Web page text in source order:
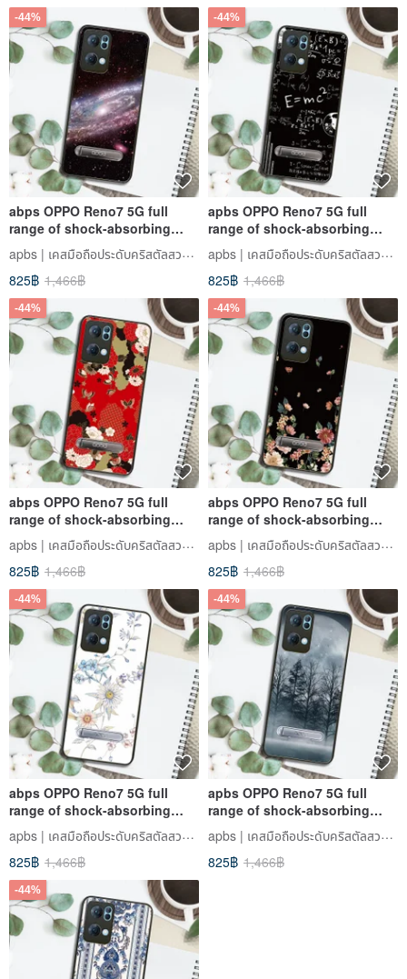
-44%
abps OPPO Reno7 5G full
range of shock-absorbing
stand phone case-Galaxy
apbs | เคสมือถือประดับคริสตัลสวารอฟสกี้
825฿ 1,466฿
-44%
apbs OPPO Reno7 5G full
range of shock-absorbing
vertical mobile phone case -
quality is immortal
apbs | เคสมือถือประดับคริสตัลสวารอฟสกี้
825฿ 1,466฿
-44%
abps OPPO Reno7 5G full
range of shock-absorbing
stand phone case - Ukiyo-e
Peony and Butterfly
apbs | เคสมือถือประดับคริสตัลสวารอฟสกี้
825฿ 1,466฿
-44%
abps OPPO Reno7 5G full
range of shock-absorbing
vertical mobile phone case -
night flying
apbs | เคสมือถือประดับคริสตัลสวารอฟสกี้
825฿ 1,466฿
-44%
abps OPPO Reno7 5G full
range of shock-absorbing
stand phone case-Flower
Language-Mu Chunju
apbs | เคสมือถือประดับคริสตัลสวารอฟสกี้
825฿ 1,466฿
-44%
apbs OPPO Reno7 5G full
range of shock-absorbing
vertical mobile phone case -
Yeyue
apbs | เคสมือถือประดับคริสตัลสวารอฟสกี้
825฿ 1,466฿
-44%